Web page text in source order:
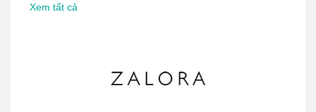
Xem tất cả